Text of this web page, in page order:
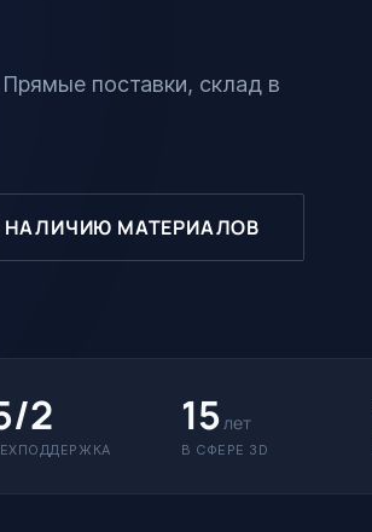
поставки, склад в
НАЛИЧИЮ МАТЕРИАЛОВ
2 15лет
В СФЕРЕ 3D